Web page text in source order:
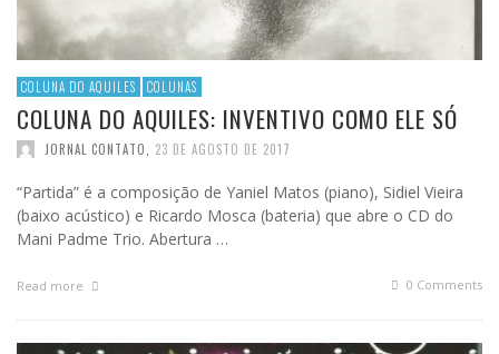
COLUNA DO AQUILES COLUNAS
COLUNA DO AQUILES: INVENTIVO COMO ELE SÓ
JORNAL CONTATO, 23 DE AGOSTO DE 2017
“Partida” é a composição de Yaniel Matos (piano), Sidiel Vieira
(baixo acústico) e Ricardo Mosca (bateria) que abre o CD do
Mani Padme Trio. Abertura …
Read more 0 Comments